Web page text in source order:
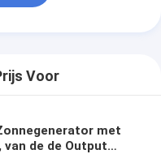
Voor
met
van de de Output